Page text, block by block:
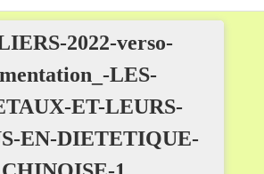
2022-verso-
LES-
ET-LEURS-
EN-DIETETIQUE-